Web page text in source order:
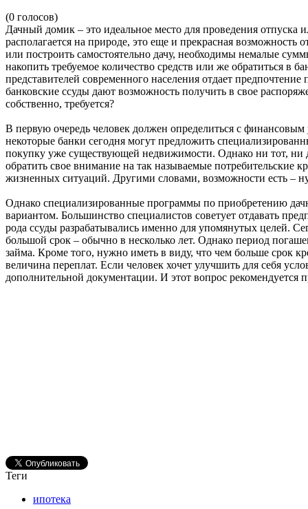
(0 голосов)
Дачный домик – это идеальное место для проведения
располагается на природе, это еще и прекрасная возможность
или построить самостоятельно дачу, необходимы немалые
накопить требуемое количество средств или же обратиться в
представителей современного населения отдает
банковские ссуды дают возможность получить в свое
собственно, требуется?
В первую очередь человек должен определиться с
некоторые банки сегодня могут предложить
покупку уже существующей недвижимости. Однако ни тот, ни
обратить свое внимание на так называемые потребительские
жизненных ситуаций. Другими словами, возможности есть –
Однако специализированные программы по приобретению
вариантом. Большинство специалистов советует отдавать
рода ссуды разрабатывались именно для упомянутых целей.
большой срок – обычно в несколько лет. Однако период
займа. Кроме того, нужно иметь в виду, что чем больше срок
величина переплат. Если человек хочет улучшить для себя
дополнительной документации. И этот вопрос рекомендуется
Теги
ипотека